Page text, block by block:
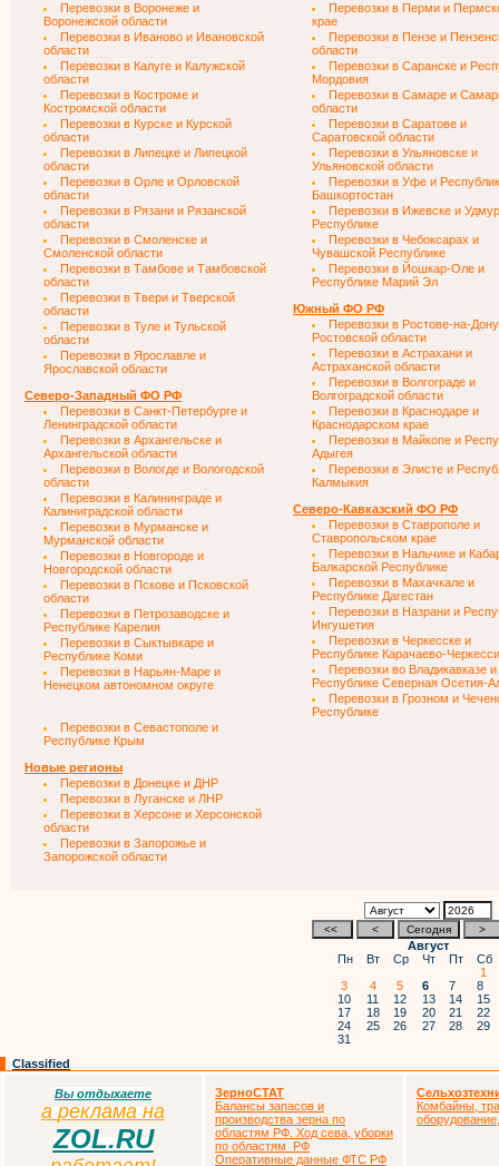
Перевозки в Воронеже и
Воронежской области
Перевозки в Иваново и Ивановской
области
Перевозки в Калуге и Калужской
области
Перевозки в Костроме и
Костромской области
Перевозки в Курске и Курской
области
Перевозки в Липецке и Липецкой
области
Перевозки в Орле и Орловской
области
Перевозки в Рязани и Рязанской
области
Перевозки в Смоленске и
Смоленской области
Перевозки в Тамбове и Тамбовской
области
Перевозки в Твери и Тверской
области
Перевозки в Туле и Тульской
области
Перевозки в Ярославле и
Ярославской области
Северо-Западный ФО РФ
Перевозки в Санкт-Петербурге и
Ленинградской области
Перевозки в Архангельске и
Архангельской области
Перевозки в Вологде и Вологодской
области
Перевозки в Калининграде и
Калиниградской области
Перевозки в Мурманске и
Мурманской области
Перевозки в Новгороде и
Новгородской области
Перевозки в Пскове и Псковской
области
Перевозки в Петрозаводске и
Республике Карелия
Перевозки в Сыктывкаре и
Республике Коми
Перевозки в Нарьян-Маре и
Ненецком автономном округе
Перевозки в Севастополе и
Республике Крым
Новые регионы
Перевозки в Донецке и ДНР
Перевозки в Луганске и ЛНР
Перевозки в Херсоне и Херсонской
области
Перевозки в Запорожье и
Запорожской области
Перевозки в Перми и
крае
Перевозки в Пензе и
области
Перевозки в Саранске и
Мордовия
Перевозки в Самаре и
области
Перевозки в Саратове и
Саратовской области
Перевозки в Ульяновске и
Ульяновской области
Перевозки в Уфе и
Башкортостан
Перевозки в Ижевске и
Республике
Перевозки в Чебоксарах и
Чувашской Республике
Перевозки в Йошкар-Оле и
Республике Марий Эл
Южный ФО РФ
Перевозки в Ростове-на-
Ростовской области
Перевозки в Астрахани и
Астраханской области
Перевозки в Волгограде и
Волгоградской области
Перевозки в Краснодаре и
Краснодарском крае
Перевозки в Майкопе и
Адыгея
Перевозки в Элисте и
Калмыкия
Северо-Кавказский ФО РФ
Перевозки в Ставрополе и
Ставропольском крае
Перевозки в Нальчике и
Балкарской Республике
Перевозки в Махачкале и
Республике Дагестан
Перевозки в Назрани и
Ингушетия
Перевозки в Черкесске и
Республике Карачаево-
Перевозки во Владикавказе и
Республике Северная Осетия-
Перевозки в Грозном и
Республике
Август
Пн
Вт Ср Чт Пт Сб
1
3
4 5 6 7 8
10
11 12 13 14 15
17
18 19 20 21 22
24
25 26 27 28 29
31
Classified
Вы отдыхаете
а реклама на
ZOL.RU
ЗерноСТАТ
Балансы запасов и
производства зерна по
областям РФ. Ход сева, уборки
по областям РФ
Оперативные данные ФТС РФ
Комбайны,